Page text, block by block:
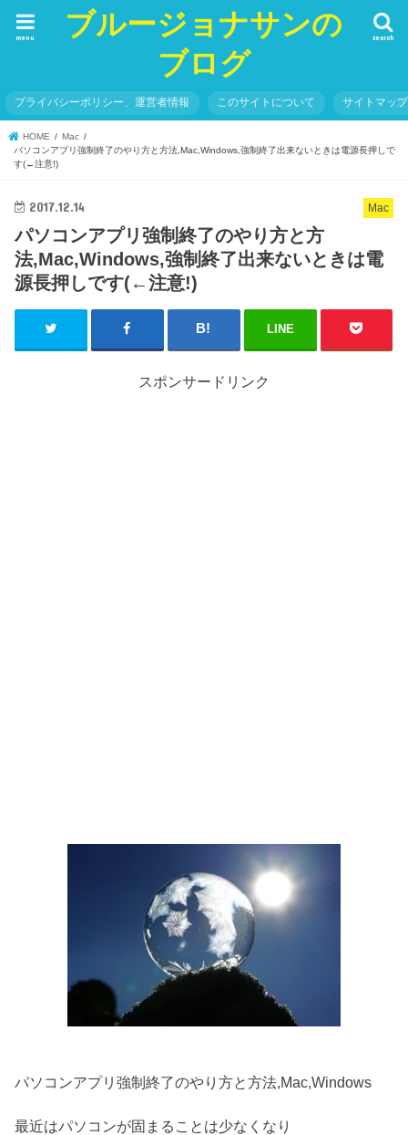
ブルージョナサンの
ブログ
search
menu
プライバシーポリシー、運営者情報 このサイトについて サイトマップ
HOME
Mac
パソコンアプリ強制終了のやり方と方法,Mac,Windows,強制終了出来ないときは電源長押しで
す(←注意!)
Mac
2017.12.14
パソコンアプリ強制終了のやり方と方
法,Mac,Windows,強制終了出来ないときは電
源長押しです(←注意!)
LINE
スポンサードリンク
パソコンアプリ強制終了のやり方と方法,Mac,Windows
最近はパソコンが固まることは少なくなり